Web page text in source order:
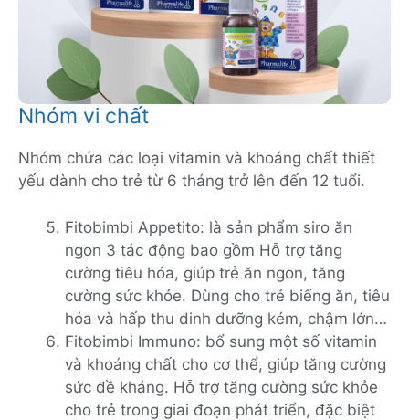
Nhóm vi chất
Nhóm chứa các loại vitamin và khoáng chất thiết
yếu dành cho trẻ từ 6 tháng trở lên đến 12 tuổi.
Fitobimbi Appetito: là sản phẩm siro ăn
ngon 3 tác động bao gồm Hỗ trợ tăng
cường tiêu hóa, giúp trẻ ăn ngon, tăng
cường sức khỏe. Dùng cho trẻ biếng ăn, tiêu
hóa và hấp thu dinh dưỡng kém, chậm lớn…
Fitobimbi Immuno: bổ sung một số vitamin
và khoáng chất cho cơ thể, giúp tăng cường
sức đề kháng. Hỗ trợ tăng cường sức khỏe
cho trẻ trong giai đoạn phát triển, đặc biệt